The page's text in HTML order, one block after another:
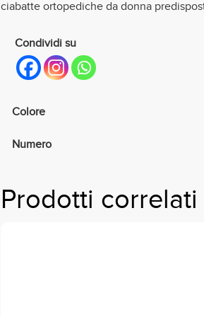
ciabatte ortopediche da donna
Condividi su
Colore
Numero
Prodotti correlati